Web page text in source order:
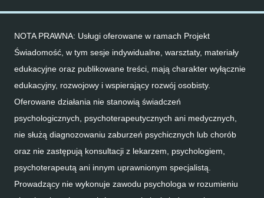
NOTA PRAWNA: Usługi oferowane w ramach Projekt
Świadomość, w tym sesje indywidualne, warsztaty, materiały
edukacyjne oraz publikowane treści, mają charakter wyłącznie
edukacyjny, rozwojowy i wspierający rozwój osobisty.
Oferowane działania nie stanowią świadczeń
psychologicznych, psychoterapeutycznych ani medycznych,
nie służą diagnozowaniu zaburzeń psychicznych lub chorób
oraz nie zastępują konsultacji z lekarzem, psychologiem,
psychoterapeutą ani innym uprawnionym specjalistą.
Prowadzący nie wykonuje zawodu psychologa w rozumieniu